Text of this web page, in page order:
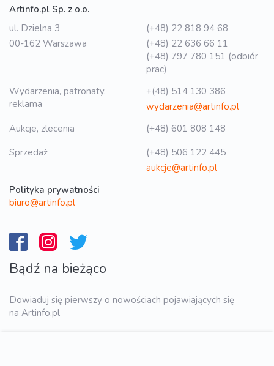
Artinfo.pl Sp. z o.o.
ul. Dzielna 3
00-162 Warszawa
(+48) 22 818 94 68
(+48) 22 636 66 11
(+48) 797 780 151 (odbiór
prac)
Wydarzenia, patronaty,
reklama
+(48) 514 130 386
wydarzenia@artinfo.pl
Aukcje, zlecenia
(+48) 601 808 148
Sprzedaż
(+48) 506 122 445
aukcje@artinfo.pl
Polityka prywatności
biuro@artinfo.pl
Bądź na bieżąco
Dowiaduj się pierwszy o nowościach pojawiających się
na Artinfo.pl